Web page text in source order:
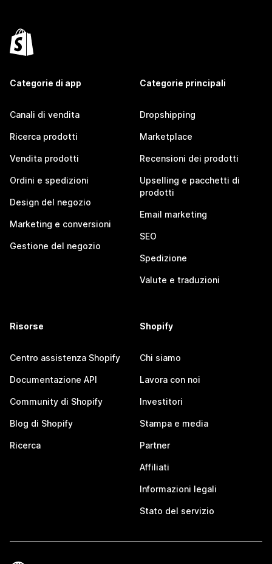
Categorie di app
Canali di vendita
Ricerca prodotti
Vendita prodotti
Ordini e spedizioni
Design del negozio
Marketing e conversioni
Gestione del negozio
Categorie principali
Dropshipping
Marketplace
Recensioni dei prodotti
Upselling e pacchetti di
prodotti
Email marketing
SEO
Spedizione
Valute e traduzioni
Risorse
Centro assistenza Shopify
Documentazione API
Community di Shopify
Blog di Shopify
Ricerca
Shopify
Chi siamo
Lavora con noi
Investitori
Stampa e media
Partner
Affiliati
Informazioni legali
Stato del servizio